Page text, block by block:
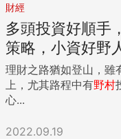
財經
多頭投資好順手
策略，小資好野
理財之路猶如登山，雖
上，尤其路程中有野村
心...
2022.09.19